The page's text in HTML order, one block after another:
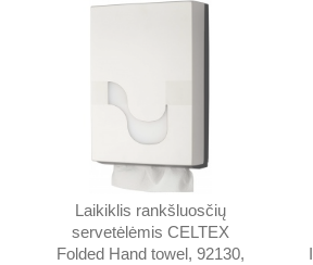
Laikiklis rankšluosčių
servetėlėmis CELTEX
Folded Hand towel, 92130,